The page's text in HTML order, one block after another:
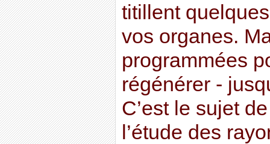
titillent
vos organes.
programmées
régénérer -
C’est le sujet
l’étude des